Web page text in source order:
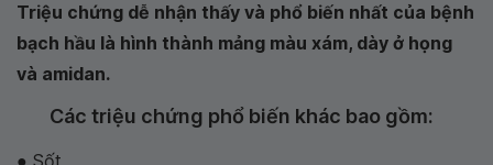
Triệu chứng dễ nhận thấy và phổ biến nhất của bệnh
bạch hầu là hình thành mảng màu xám, dày ở họng
và amidan.
Các triệu chứng phổ biến khác bao gồm:
● Sốt